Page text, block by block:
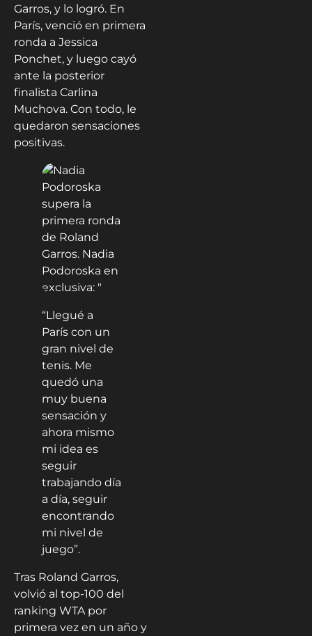
Garros, y lo logró. En
París, venció en primera
ronda a Jessica
Ponchet, y luego cayó
ante la posterior
finalista Carlina
Muchova. Con todo, le
quedaron sensaciones
positivas.
“Llegué a
París con un
gran nivel de
tenis. Me
quedó una
muy buena
sensación y
ahora mismo
mi idea es
seguir
trabajando día
a día, seguir
encontrando
mi nivel de
juego”.
Tras Roland Garros,
volvió al top-100 del
ranking WTA por
primera vez en un año y